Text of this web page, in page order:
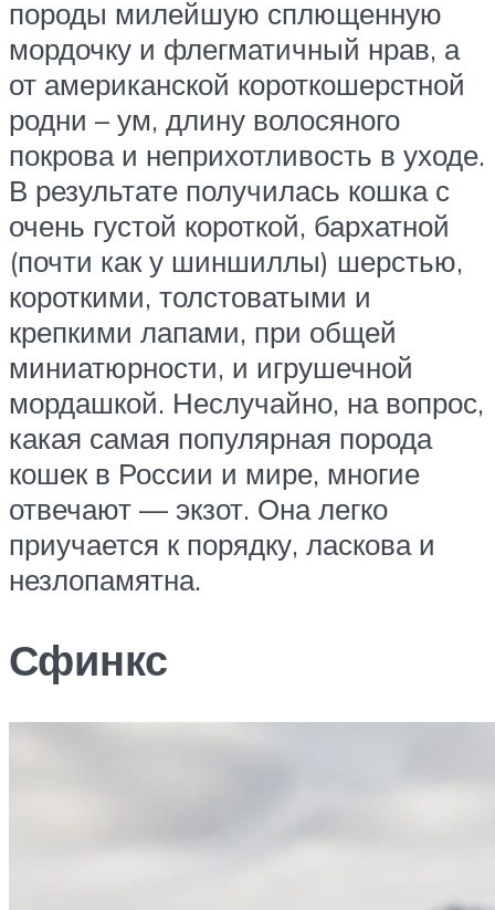
породы милейшую сплющенную
мордочку и флегматичный нрав, а
от американской короткошерстной
родни – ум, длину волосяного
покрова и неприхотливость в уходе.
В результате получилась кошка с
очень густой короткой, бархатной
(почти как у шиншиллы) шерстью,
короткими, толстоватыми и
крепкими лапами, при общей
миниатюрности, и игрушечной
мордашкой. Неслучайно, на вопрос,
какая самая популярная порода
кошек в России и мире, многие
отвечают — экзот. Она легко
приучается к порядку, ласкова и
незлопамятна.
Сфинкс